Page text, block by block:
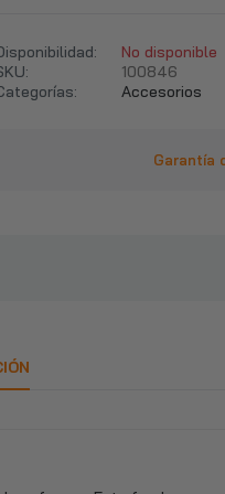
No disponible
100846
Accesorios
Garantía